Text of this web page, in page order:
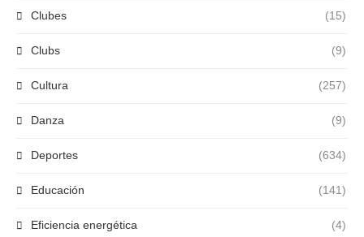
Clubes (15)
Clubs (9)
Cultura (257)
Danza (9)
Deportes (634)
Educación (141)
Eficiencia energética (4)